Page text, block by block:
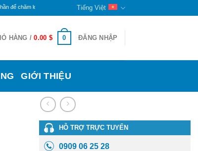
lo cho đời sống các bạn khuyết tật và trẻ mồ côi ở đây. Phần còn lại sẽ tiếp tục
Tiếng Việt
HÀNG /0.00 $ 0 ĐĂNG NHẬP
GIỚI THIỆU
HỖ TRỢ TRỰC TUYẾN
0909 06 25 28